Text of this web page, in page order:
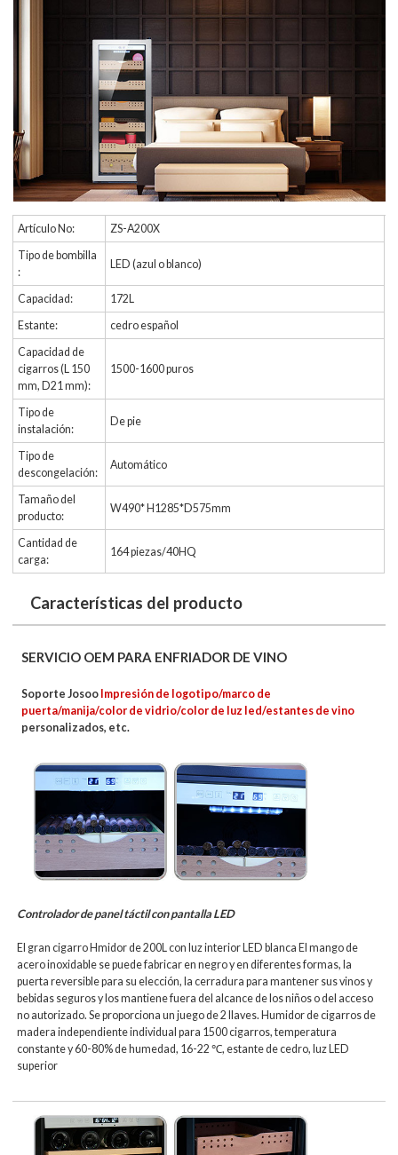
Artículo No:
ZS-A200X
Tipo de bombilla
:
LED (azul o blanco)
Capacidad:
172L
Estante:
cedro español
Capacidad de
cigarros (L 150
mm, D21 mm):
1500-1600 puros
Tipo de
instalación:
De pie
Tipo de
descongelación:
Automático
Tamaño del
producto:
W490* H1285*D575mm
Cantidad de
carga:
164 piezas/40HQ
Características del producto
SERVICIO OEM PARA ENFRIADOR DE VINO
Soporte Josoo Impresión de logotipo/marco de
puerta/manija/color de vidrio/color de luz led/estantes de vino
personalizados, etc.
Controlador de panel táctil con pantalla LED
El gran cigarro Hmidor de 200L con luz interior LED blanca El mango de
acero inoxidable se puede fabricar en negro y en diferentes formas, la
puerta reversible para su elección, la cerradura para mantener sus vinos y
bebidas seguros y los mantiene fuera del alcance de los niños o del acceso
no autorizado. Se proporciona un juego de 2 llaves. Humidor de cigarros de
madera independiente individual para 1500 cigarros, temperatura
constante y 60-80% de humedad, 16-22 ℃, estante de cedro, luz LED
superior